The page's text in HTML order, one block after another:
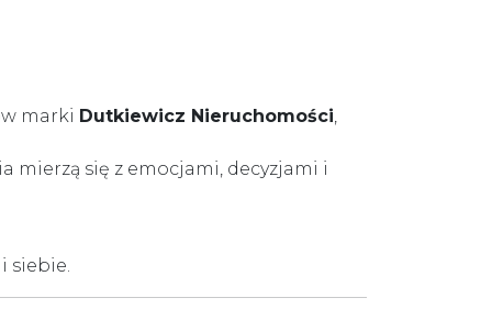
marki Dutkiewicz Nieruchomości,
mierzą się z emocjami, decyzjami i
siebie.